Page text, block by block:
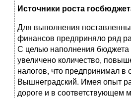
Источники роста
Для выполнения
финансов предприняло ряд
С целью наполнения бюджета
увеличено количество,
налогов, что предпринимал в
Вышнеградский. Имея опыт
дороге и в соответствующем